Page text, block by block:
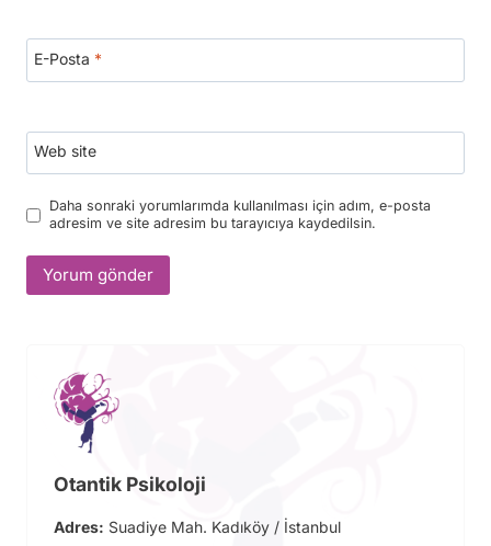
E-Posta *
Web site
Daha sonraki yorumlarımda kullanılması için adım, e-posta
adresim ve site adresim bu tarayıcıya kaydedilsin.
Otantik Psikoloji
Adres: Suadiye Mah. Kadıköy / İstanbul